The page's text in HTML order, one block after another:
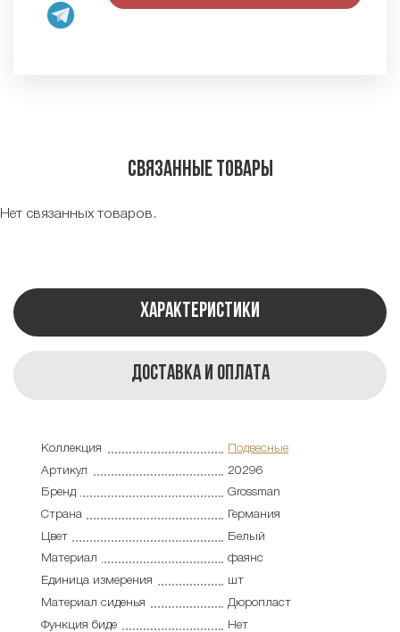
Связанные товары
Нет связанных товаров.
Характеристики
Доставка и оплата
Коллекция
Подвесные
Артикул
20296
Бренд
Grossman
Страна
Германия
Цвет
Белый
Материал
фаянс
Единица измерения
шт
Материал сиденья
Дюропласт
Функция биде
Нет